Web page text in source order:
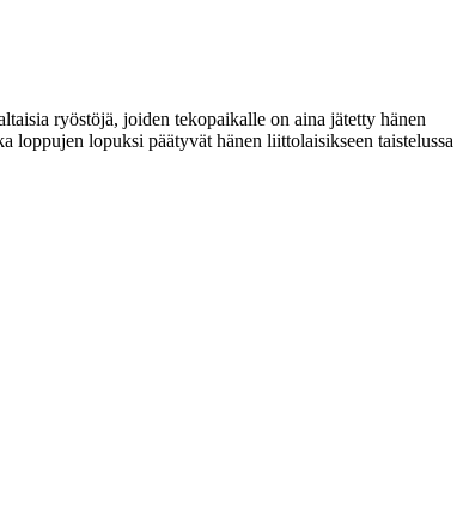
ryöstöjä, joiden tekopaikalle on aina jätetty hänen
loppujen lopuksi päätyvät hänen liittolaisikseen taistelussa